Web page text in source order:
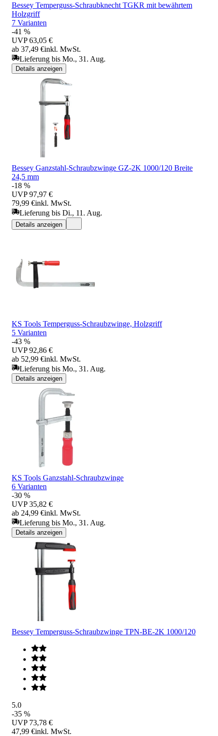
Bessey Temperguss-Schraubknecht TGKR mit bewährtem
Holzgriff
7 Varianten
-41 %
UVP 63,05 €
ab 37,49 €inkl. MwSt.
Lieferung bis Mo., 31. Aug.
Details anzeigen
Bessey Ganzstahl-Schraubzwinge GZ-2K 1000/120 Breite
24,5 mm
-18 %
UVP 97,97 €
79,99 €inkl. MwSt.
Lieferung bis Di., 11. Aug.
Details anzeigen
KS Tools Temperguss-Schraubzwinge, Holzgriff
5 Varianten
-43 %
UVP 92,86 €
ab 52,99 €inkl. MwSt.
Lieferung bis Mo., 31. Aug.
Details anzeigen
KS Tools Ganzstahl-Schraubzwinge
6 Varianten
-30 %
UVP 35,82 €
ab 24,99 €inkl. MwSt.
Lieferung bis Mo., 31. Aug.
Details anzeigen
Bessey Temperguss-Schraubzwinge TPN-BE-2K 1000/120
5.0
-35 %
UVP 73,78 €
47,99 €inkl. MwSt.